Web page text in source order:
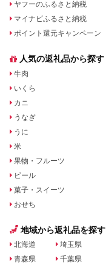
ヤフーのふるさと納税
マイナビふるさと納税
ポイント還元キャンペーン
人気の返礼品から探す
牛肉
いくら
カニ
うなぎ
うに
米
果物・フルーツ
ビール
菓子・スイーツ
おせち
地域から返礼品を探す
北海道
青森県
埼玉県
千葉県